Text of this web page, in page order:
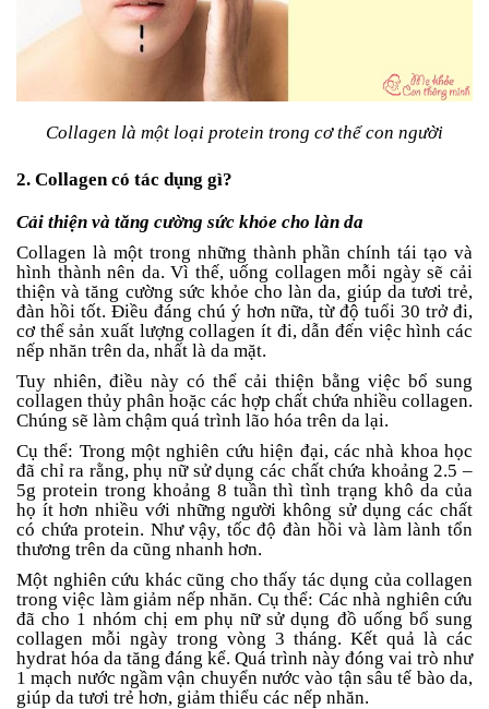
Collagen là một loại protein trong cơ thể con người
2. Collagen có tác dụng gì?
Cải thiện và tăng cường sức khỏe cho làn da
Collagen là một trong những thành phần chính tái tạo và
hình thành nên da. Vì thế, uống collagen mỗi ngày sẽ cải
thiện và tăng cường sức khỏe cho làn da, giúp da tươi trẻ,
đàn hồi tốt. Điều đáng chú ý hơn nữa, từ độ tuổi 30 trở đi,
cơ thể sản xuất lượng collagen ít đi, dẫn đến việc hình các
nếp nhăn trên da, nhất là da mặt.
Tuy nhiên, điều này có thể cải thiện bằng việc bổ sung
collagen thủy phân hoặc các hợp chất chứa nhiều collagen.
Chúng sẽ làm chậm quá trình lão hóa trên da lại.
Cụ thể: Trong một nghiên cứu hiện đại, các nhà khoa học
đã chỉ ra rằng, phụ nữ sử dụng các chất chứa khoảng 2.5 –
5g protein trong khoảng 8 tuần thì tình trạng khô da của
họ ít hơn nhiều với những người không sử dụng các chất
có chứa protein. Như vậy, tốc độ đàn hồi và làm lành tổn
thương trên da cũng nhanh hơn.
Một nghiên cứu khác cũng cho thấy tác dụng của collagen
trong việc làm giảm nếp nhăn. Cụ thể: Các nhà nghiên cứu
đã cho 1 nhóm chị em phụ nữ sử dụng đồ uống bổ sung
collagen mỗi ngày trong vòng 3 tháng. Kết quả là các
hydrat hóa da tăng đáng kể. Quá trình này đóng vai trò như
1 mạch nước ngầm vận chuyển nước vào tận sâu tế bào da,
giúp da tươi trẻ hơn, giảm thiểu các nếp nhăn.